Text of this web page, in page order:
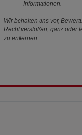
Informationen.
Wir behalten uns vor,
Recht verstoßen, ganz oder
zu entfernen.